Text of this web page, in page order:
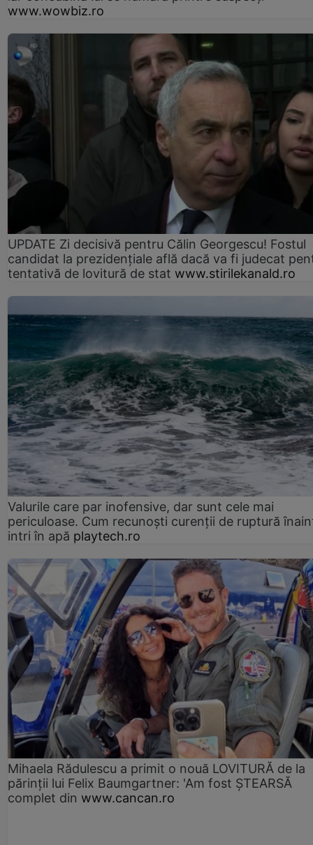
www.wowbiz.ro
UPDATE Zi decisivă pentru Călin Georgescu! Fostul
candidat la prezidențiale află dacă va fi judecat
tentativă de lovitură de stat www.stirilekanald.ro
Valurile care par inofensive, dar sunt cele mai
periculoase. Cum recunoști curenții de ruptură
intri în apă playtech.ro
Mihaela Rădulescu a primit o nouă LOVITURĂ de la
părinții lui Felix Baumgartner: 'Am fost ȘTEARSĂ
complet din www.cancan.ro